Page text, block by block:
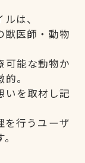
は、
獣医師・動物
可能な動物か
。
いを取材し記
を行うユーザ